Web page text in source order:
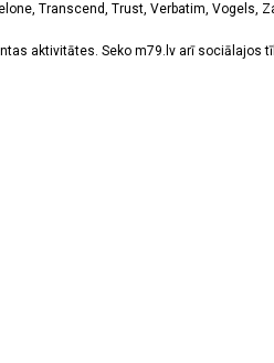
Transcend, Trust, Verbatim, Vogels,
aktivitātes. Seko m79.lv arī sociālajos